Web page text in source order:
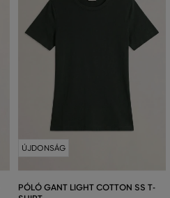
ÚJDONSÁG
PÓLÓ GANT LIGHT COTTON SS T-